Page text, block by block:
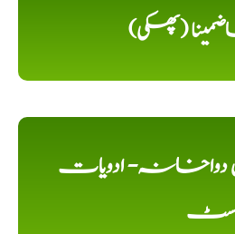
(پھکی)
دواخانہ- ادویات